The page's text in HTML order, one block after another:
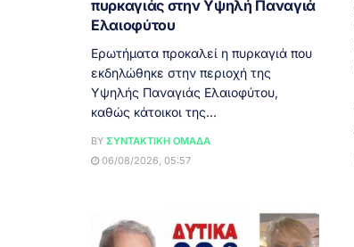
πυρκαγιάς στην Υψηλή Παναγιά
Ελαιοφύτου
Ερωτήματα προκαλεί η πυρκαγιά που
εκδηλώθηκε στην περιοχή της
Υψηλής Παναγιάς Ελαιοφύτου,
καθώς κάτοικοι της...
BY ΣΥΝΤΑΚΤΙΚΉ ΟΜΆΔΑ
06/08/2026, 05:57